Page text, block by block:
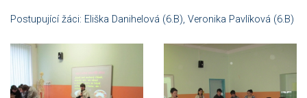
Postupující žáci: Eliška Danihelová (6.B), Veronika Pavlíková (6.B)